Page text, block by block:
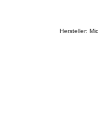
Hersteller: